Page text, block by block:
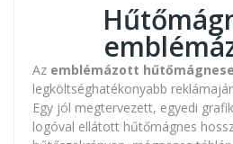
Az emblémázott
legköltséghatékonyabb
Egy jól megtervezett, egyedi
logóval ellátott hűtőmágnes